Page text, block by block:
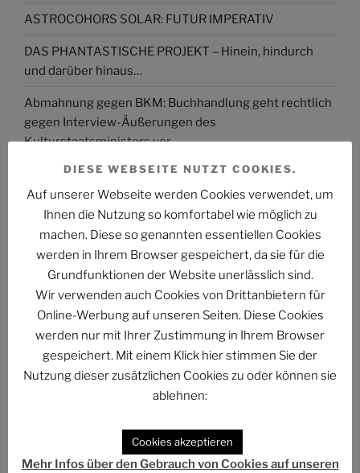
ASTROCOHORS SOLAR: FUTUR IMPERATIV
DAS PHANTASTISCHE PROJEKT – Hinein, hindurch
und darüber hinaus…
Abmahnung gegen BKM: Buchhandlung geht rechtlich
gegen Interview-Äußerungen des
Kulturstaatsministers vor
The Billion Dollar Man – The Last Laugh Syndicate –
Music Video
ARCHIV
Archiv
Kategorien
DIESE WEBSEITE NUTZT COOKIES.
Auf unserer Webseite werden Cookies verwendet, um
Ihnen die Nutzung so komfortabel wie möglich zu
machen. Diese so genannten essentiellen Cookies
werden in Ihrem Browser gespeichert, da sie für die
Grundfunktionen der Website unerlässlich sind.
Wir verwenden auch Cookies von Drittanbietern für
Online-Werbung auf unseren Seiten. Diese Cookies
werden nur mit Ihrer Zustimmung in Ihrem Browser
gespeichert. Mit einem Klick hier stimmen Sie der
Nutzung dieser zusätzlichen Cookies zu oder können sie
ablehnen:
Cookies akzeptieren
Mehr Infos über den Gebrauch von Cookies auf unseren